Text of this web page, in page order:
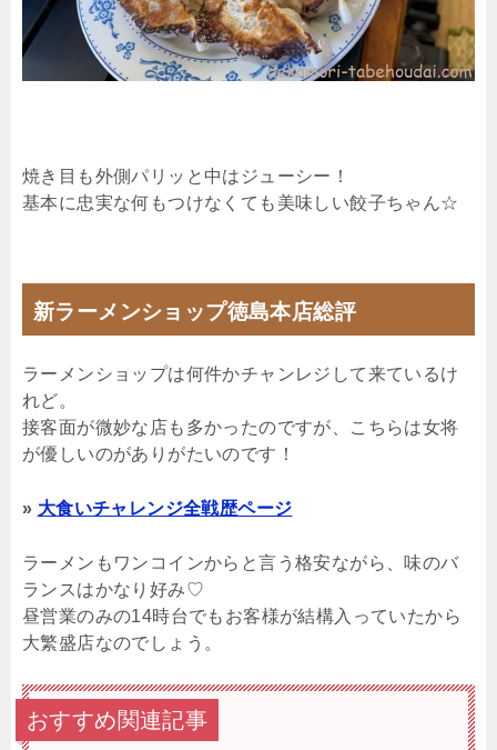
焼き目も外側パリッと中はジューシー！
基本に忠実な何もつけなくても美味しい餃子ちゃん☆
新ラーメンショップ徳島本店総評
ラーメンショップは何件かチャンレジして来ているけ
れど。
接客面が微妙な店も多かったのですが、こちらは女将
が優しいのがありがたいのです！
» 大食いチャレンジ全戦歴ページ
ラーメンもワンコインからと言う格安ながら、味のバ
ランスはかなり好み♡
昼営業のみの14時台でもお客様が結構入っていたから
大繁盛店なのでしょう。
おすすめ関連記事